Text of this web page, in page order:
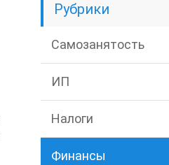
Рубрики
Самозанятость
ИП
Налоги
Финансы